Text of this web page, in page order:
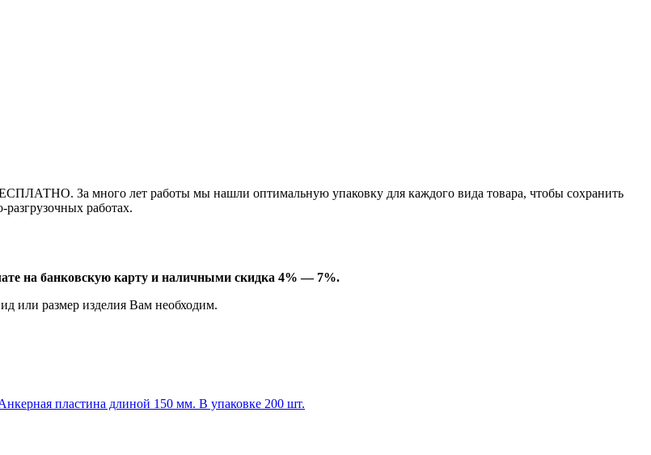
За много лет работы мы нашли оптимальную упаковку для каждого вида товара, чтобы сохранить
разгрузочных работах.
на банковскую карту и наличными скидка 4% — 7%.
или размер изделия Вам необходим.
пластина длиной 150 мм. В упаковке 200 шт.